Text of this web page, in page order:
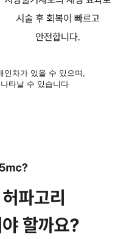
차가 있을 수 있으며,
타날 수 있습니다